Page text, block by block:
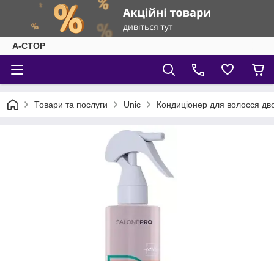
А-СТОР
Товари та послуги Unic Кондиціонер для волосся